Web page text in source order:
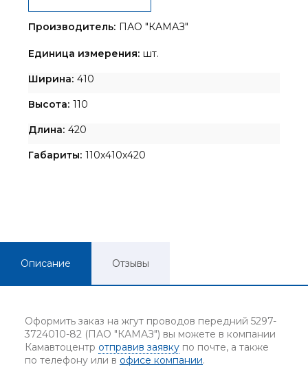
Производитель: ПАО "КАМАЗ"
Единица измерения: шт.
Ширина: 410
Высота: 110
Длина: 420
Габариты: 110x410x420
Описание Отзывы
Оформить заказ на жгут проводов передний 5297-
3724010-82 (ПАО "КАМАЗ") вы можете в компании
Камавтоцентр отправив заявку по почте, а также
по телефону или в офисе компании.